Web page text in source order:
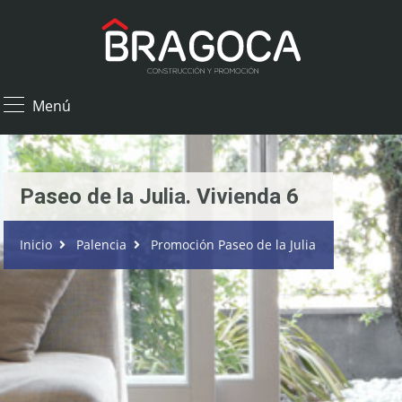
Menú
Paseo de la Julia. Vivienda 6
Inicio Palencia Promoción Paseo de la Julia